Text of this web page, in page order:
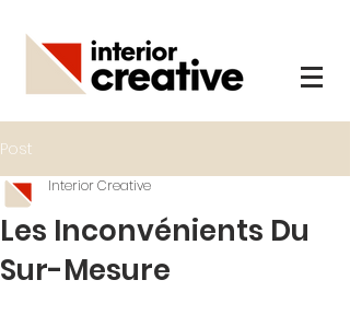
Post
Les Inconvénients Du
Sur-Mesure
Interior Creative